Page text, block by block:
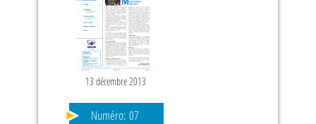
13 décembre 2013
Numéro: 07